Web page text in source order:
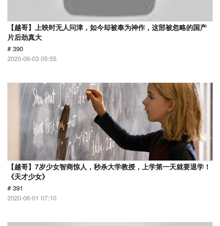
【越哥】上映时无人问津，如今却被奉为神作，这部被忽略的国产
片后劲真大
# 390
2020-06-03 05:55
【越哥】7岁少女智商惊人，秒杀大学教授，上学第一天就要退学！
《天才少女》
# 391
2020-06-01 07:10